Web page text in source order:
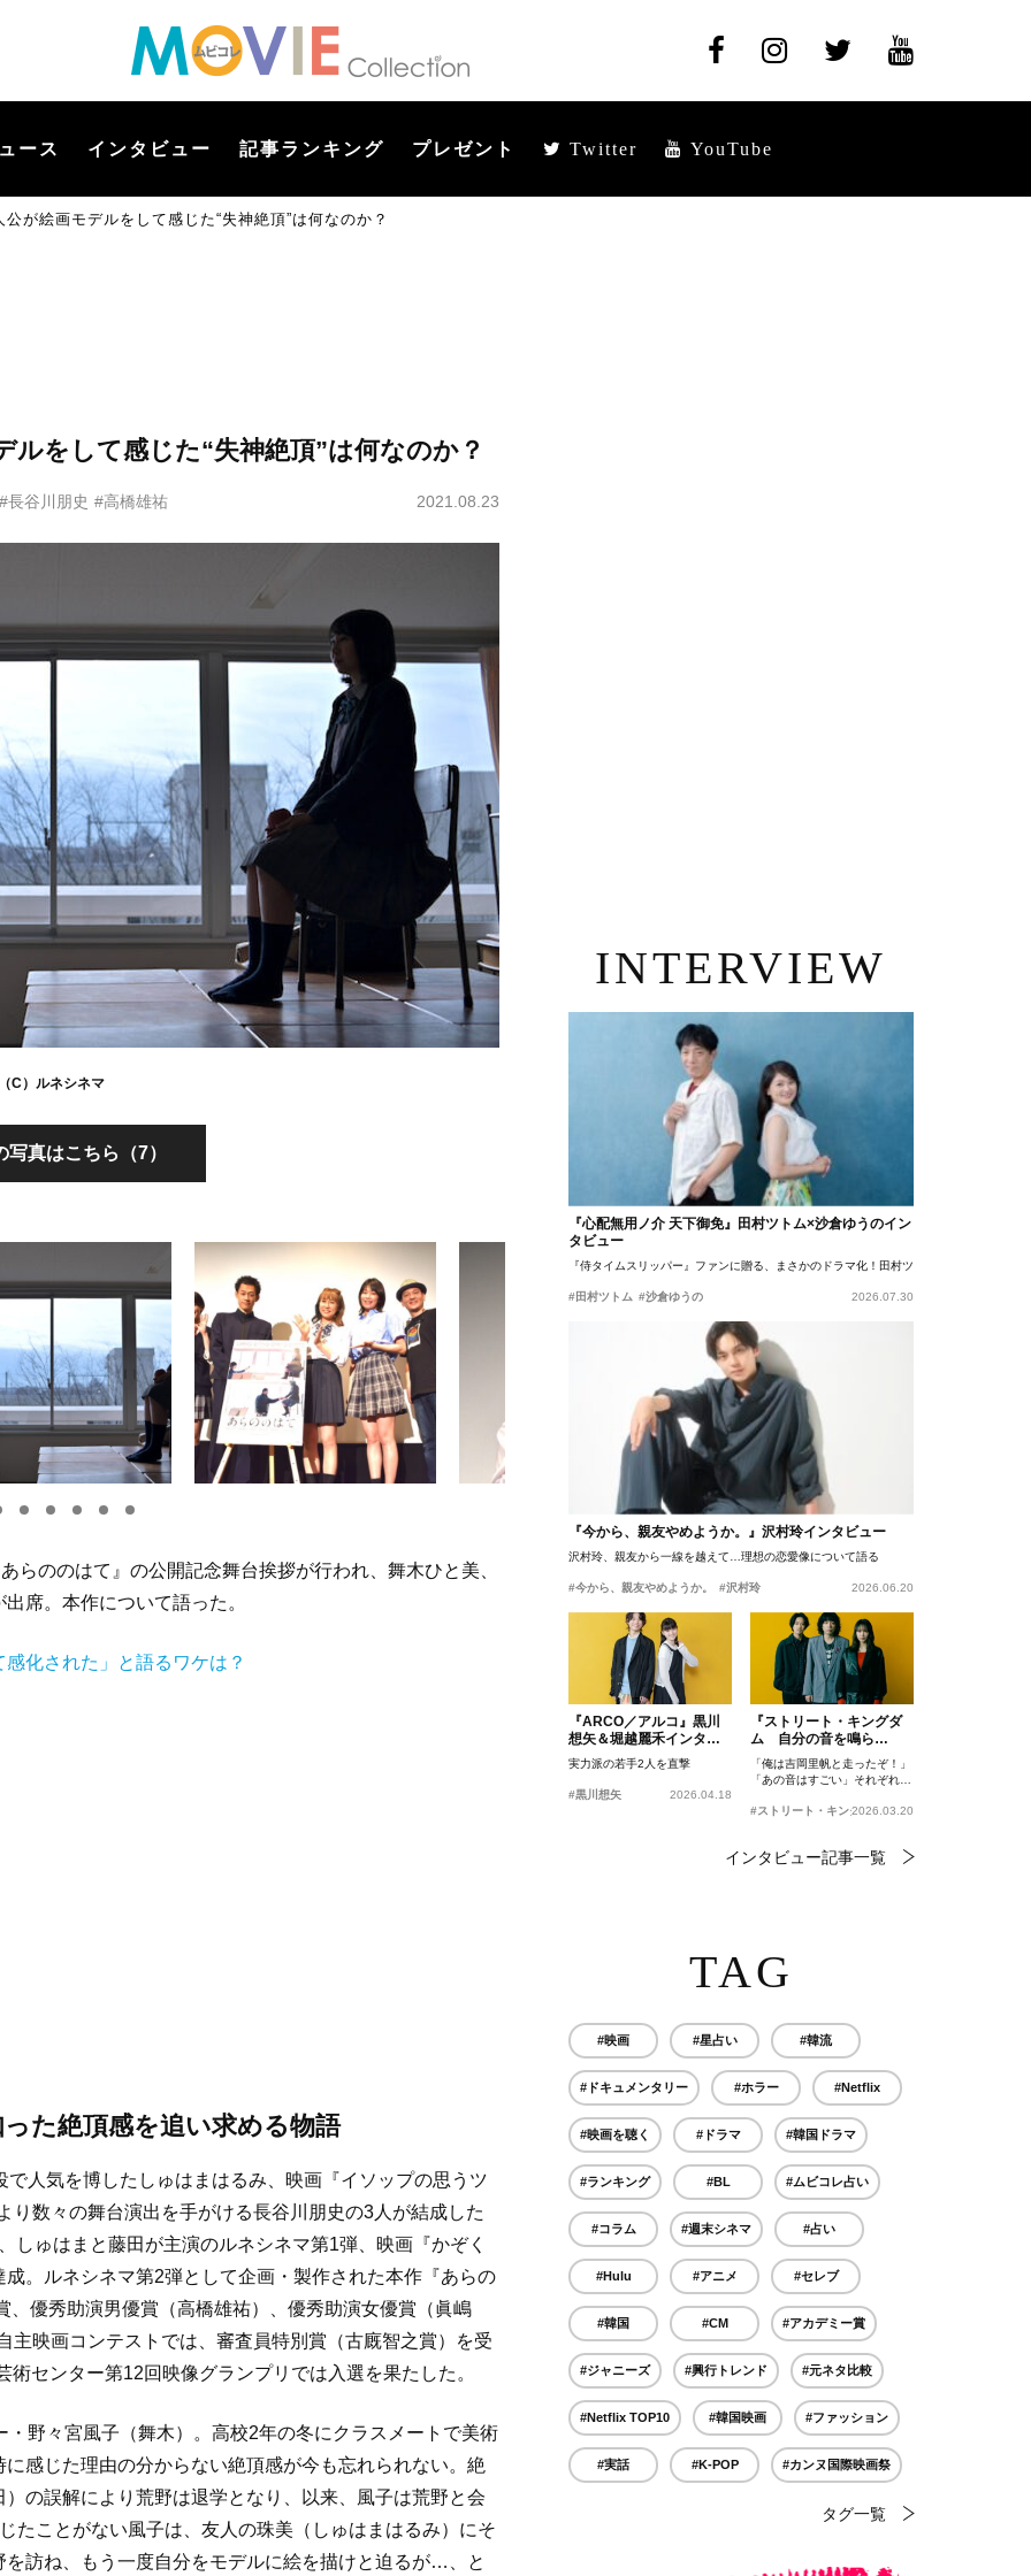
ース インタビュー 記事ランキング プレゼント Twitter YouTube
が絵画モデルをして感じた“失神絶頂”は何なのか？
をして感じた“失神絶頂”は何なのか？
#長谷川朋史 #高橋雄祐 2021.08.23
C）ルネシネマ
写真はこちら（7）
らののはて』の公開記念舞台挨拶が行われ、舞木ひと美、
席。本作について語った。
化された」と語るワケは？
た絶頂感を追い求める物語
人気を博したしゅはまはるみ、映画『イソップの思うツ
数々の舞台演出を手がける長谷川朋史の3人が結成した
ゅはまと藤田が主演のルネシネマ第1弾、映画『かぞく
。ルネシネマ第2弾として企画・製作された本作『あらの
優秀助演男優賞（高橋雄祐）、優秀助演女優賞（眞嶋
主映画コンテストでは、審査員特別賞（古廐智之賞）を受
センター第12回映像グランプリでは入選を果たした。
野々宮風子（舞木）。高校2年の冬にクラスメートで美術
感じた理由の分からない絶頂感が今も忘れられない。絶
の誤解により荒野は退学となり、以来、風子は荒野と会
たことがない風子は、友人の珠美（しゅはまはるみ）にそ
訪ね、もう一度自分をモデルに絵を描けと迫るが…、と
INTERVIEW
『心配無用ノ介 天下御免』田村ツトム×沙倉ゆうのイン
タビュー
『侍タイムスリッパー』ファンに贈る、まさかのドラマ化！田村ツトム×沙倉ゆうのが語
#田村ツトム #沙倉ゆうの 2026.07.30
『今から、親友やめようか。』沢村玲インタビュー
沢村玲、親友から一線を越えて…理想の恋愛像について語る
#今から、親友やめようか。 #沢村玲 2026.06.20
『ARCO／アルコ』黒川
想矢＆堀越麗禾インタビ
ュー
実力派の若手2人を直撃
#黒川想矢 2026.04.18
『ストリート・キングダ
ム 自分の音を鳴ら
せ。』峯田和伸、若葉竜
也、吉岡里帆インタビュ
ー
「俺は吉岡里帆と走ったぞ！」
「あの音はすごい」それぞれの
#ストリート・キングダム 自分の音を鳴らせ。
2026.03.20
インタビュー記事一覧
TAG
#映画 #星占い #韓流
#ドキュメンタリー #ホラー #Netflix
#映画を聴く #ドラマ #韓国ドラマ
#ランキング #BL #ムビコレ占い
#コラム #週末シネマ #占い
#Hulu #アニメ #セレブ
#韓国 #CM #アカデミー賞
#ジャニーズ #興行トレンド #元ネタ比較
#Netflix TOP10 #韓国映画 #ファッション
#実話 #K-POP #カンヌ国際映画祭
タグ一覧